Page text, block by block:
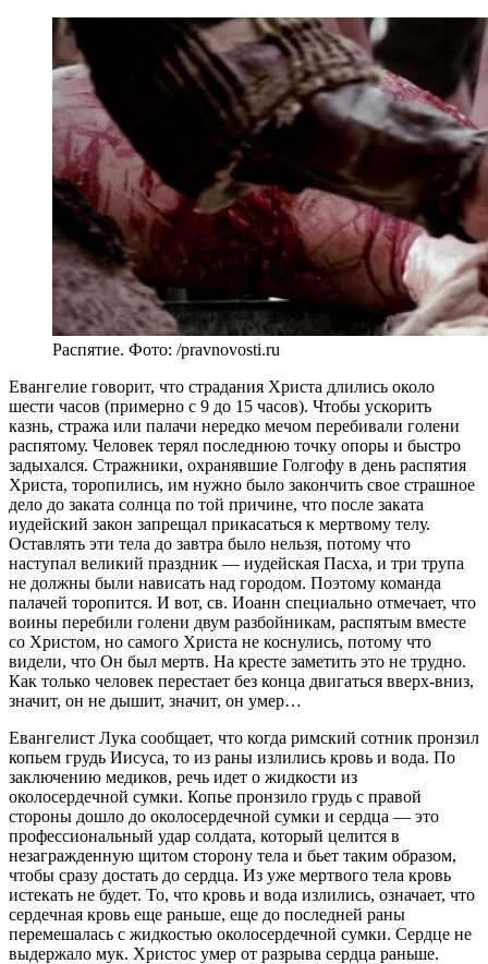
Распятие. Фото: /pravnovosti.ru
Евангелие говорит, что страдания Христа длились около
шести часов (примерно с 9 до 15 часов). Чтобы ускорить
казнь, стража или палачи нередко мечом перебивали голени
распятому. Человек терял последнюю точку опоры и быстро
задыхался. Стражники, охранявшие Голгофу в день распятия
Христа, торопились, им нужно было закончить свое страшное
дело до заката солнца по той причине, что после заката
иудейский закон запрещал прикасаться к мертвому телу.
Оставлять эти тела до завтра было нельзя, потому что
наступал великий праздник — иудейская Пасха, и три трупа
не должны были нависать над городом. Поэтому команда
палачей торопится. И вот, св. Иоанн специально отмечает, что
воины перебили голени двум разбойникам, распятым вместе
со Христом, но самого Христа не коснулись, потому что
видели, что Он был мертв. На кресте заметить это не трудно.
Как только человек перестает без конца двигаться вверх-вниз,
значит, он не дышит, значит, он умер…
Евангелист Лука сообщает, что когда римский сотник пронзил
копьем грудь Иисуса, то из раны излились кровь и вода. По
заключению медиков, речь идет о жидкости из
околосердечной сумки. Копье пронзило грудь с правой
стороны дошло до околосердечной сумки и сердца — это
профессиональный удар солдата, который целится в
незагражденную щитом сторону тела и бьет таким образом,
чтобы сразу достать до сердца. Из уже мертвого тела кровь
истекать не будет. То, что кровь и вода излились, означает, что
сердечная кровь еще раньше, еще до последней раны
перемешалась с жидкостью околосердечной сумки. Сердце не
выдержало мук. Христос умер от разрыва сердца раньше.